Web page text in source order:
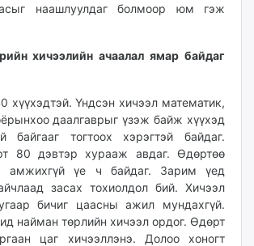
наашлуулдаг болмоор юм гэж
хичээлийн ачаалал ямар байдаг
хүүхэдтэй. Үндсэн хичээл математик,
даалгаврыг үзэж байж хүүхэд
байгааг тогтоох хэрэгтэй байдаг.
80 дэвтэр хурааж авдаг. Өдөртөө
амжихгүй үе ч байдаг. Зарим үед
засах тохиолдол бий. Хичээл
бичиг цаасны ажил мундахгүй.
найман төрлийн хичээл ордог. Өдөрт
цаг хичээллэнэ. Долоо хоногт